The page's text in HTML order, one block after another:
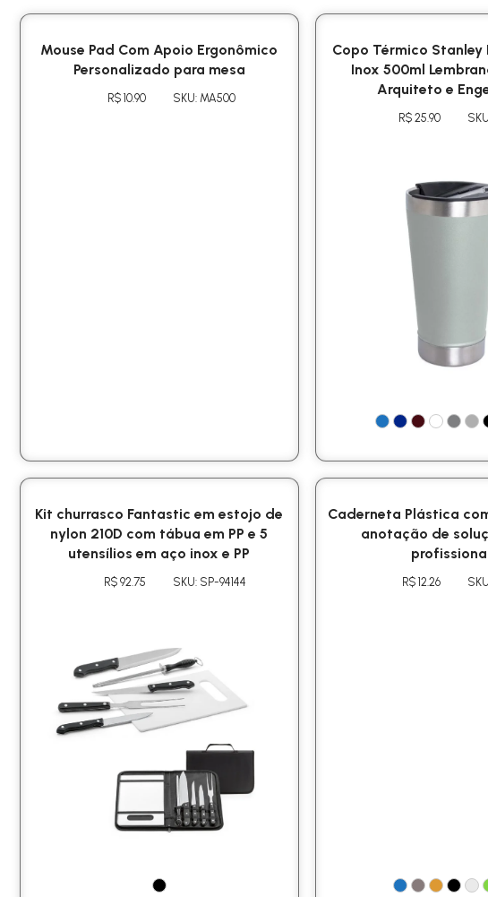
Mouse Pad Com Apoio Ergonômico
Personalizado para mesa
R$ 10.90 SKU: MA500
Copo Térmico Stanley
Inox 500ml
Arquiteto e
R$ 25.90
Kit churrasco Fantastic em estojo de
nylon 210D com tábua em PP e 5
utensílios em aço inox e PP
R$ 92.75 SKU: SP-94144
Caderneta Plástica
anotação de
R$ 12.26